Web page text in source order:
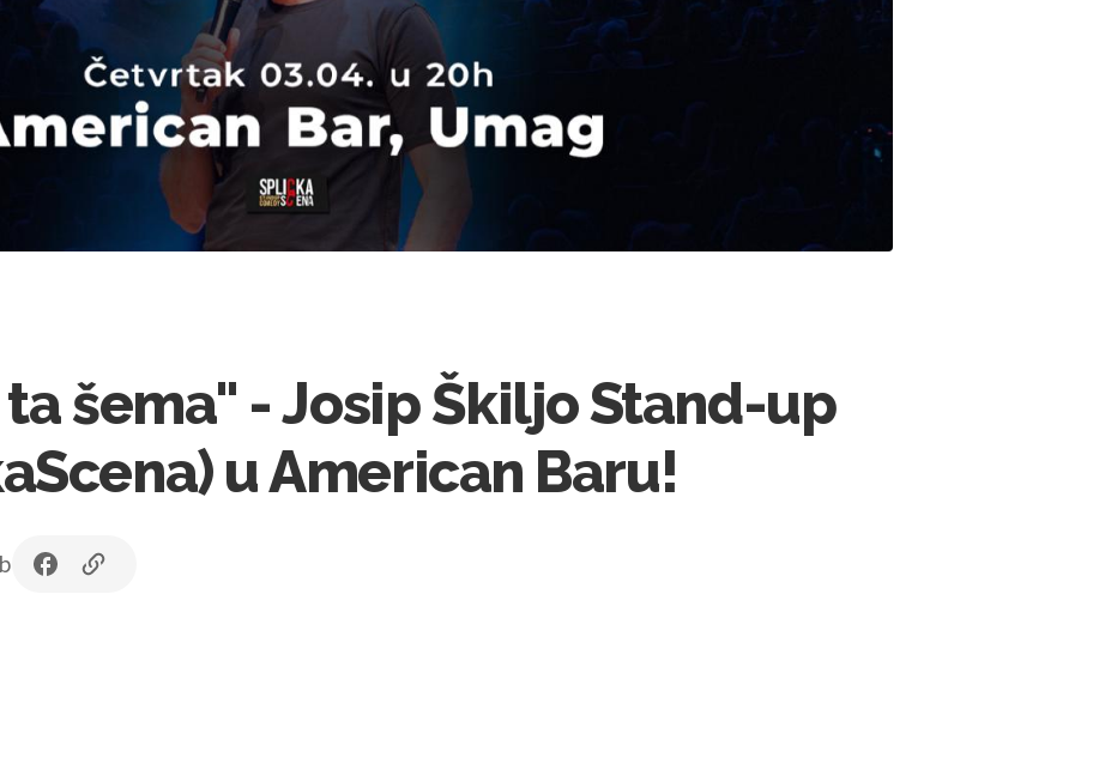
šema" - Josip Škiljo Stand-up
u American Baru!